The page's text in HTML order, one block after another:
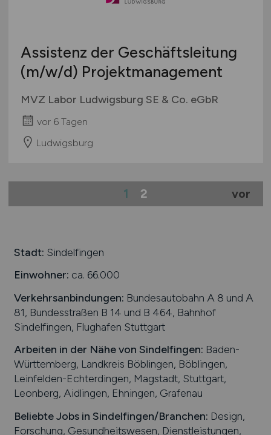
Assistenz der Geschäftsleitung
(m/w/d) Projektmanagement
MVZ Labor Ludwigsburg SE & Co. eGbR
vor 6 Tagen
Ludwigsburg
1 2 vor
Stadt: Sindelfingen
Einwohner: ca. 66.000
Verkehrsanbindungen: Bundesautobahn A 8 und A
81, Bundesstraßen B 14 und B 464, Bahnhof
Sindelfingen, Flughafen Stuttgart
Arbeiten in der Nähe von Sindelfingen: Baden-
Württemberg, Landkreis Böblingen, Böblingen,
Leinfelden-Echterdingen, Magstadt, Stuttgart,
Leonberg, Aidlingen, Ehningen, Grafenau
Beliebte Jobs in Sindelfingen/Branchen: Design,
Forschung, Gesundheitswesen, Dienstleistungen,